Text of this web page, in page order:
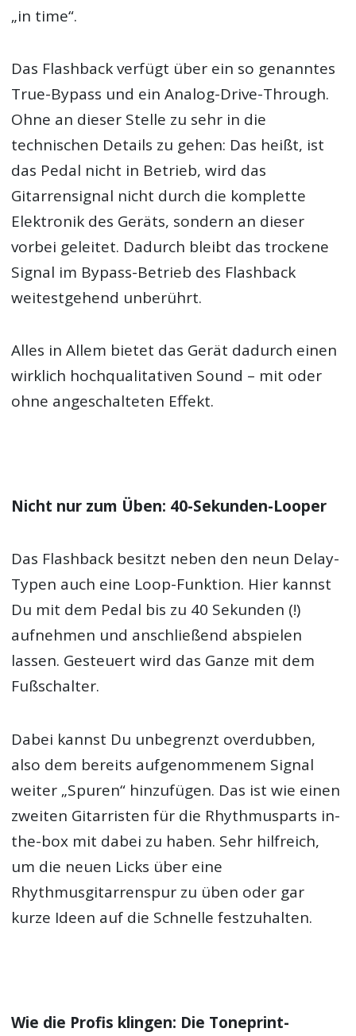
„in time“.
Das Flashback verfügt über ein so genanntes
True-Bypass und ein Analog-Drive-Through.
Ohne an dieser Stelle zu sehr in die
technischen Details zu gehen: Das heißt, ist
das Pedal nicht in Betrieb, wird das
Gitarrensignal nicht durch die komplette
Elektronik des Geräts, sondern an dieser
vorbei geleitet. Dadurch bleibt das trockene
Signal im Bypass-Betrieb des Flashback
weitestgehend unberührt.
Alles in Allem bietet das Gerät dadurch einen
wirklich hochqualitativen Sound – mit oder
ohne angeschalteten Effekt.
Nicht nur zum Üben: 40-Sekunden-Looper
Das Flashback besitzt neben den neun Delay-
Typen auch eine Loop-Funktion. Hier kannst
Du mit dem Pedal bis zu 40 Sekunden (!)
aufnehmen und anschließend abspielen
lassen. Gesteuert wird das Ganze mit dem
Fußschalter.
Dabei kannst Du unbegrenzt overdubben,
also dem bereits aufgenommenem Signal
weiter „Spuren“ hinzufügen. Das ist wie einen
zweiten Gitarristen für die Rhythmusparts in-
the-box mit dabei zu haben. Sehr hilfreich,
um die neuen Licks über eine
Rhythmusgitarrenspur zu üben oder gar
kurze Ideen auf die Schnelle festzuhalten.
Wie die Profis klingen: Die Toneprint-